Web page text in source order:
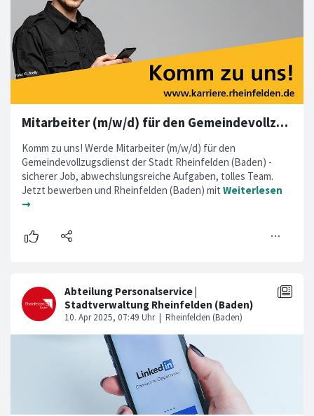
Mitarbeiter (m/w/d) für den Gemeindevollzugsdienst gesucht
Komm zu uns! Werde Mitarbeiter (m/w/d) für den
Gemeindevollzugsdienst der Stadt Rheinfelden (Baden) -
sicherer Job, abwechslungsreiche Aufgaben, tolles Team.
Jetzt bewerben und Rheinfelden (Baden) mit Weiterlesen
➞